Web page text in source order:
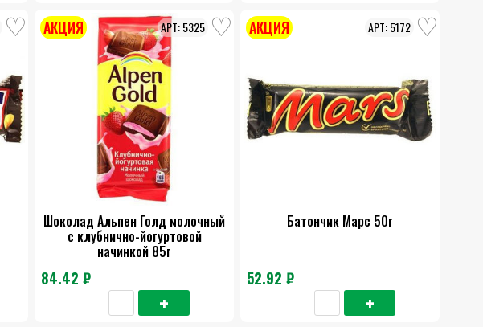
Шоколад Альпен Голд молочный
с клубнично-йогуртовой
начинкой 85г
84.42 ₽
5325
АКЦИЯ
Батончик Марс 50г
52.92 ₽
5172
АКЦИЯ